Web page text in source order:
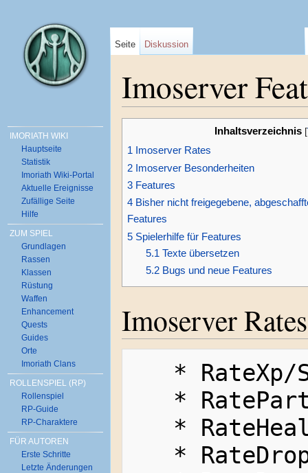
Imoserver
Inhaltsverzeichnis[
1 Imoserver Rates
2 Imoserver Besonderheiten
3 Features
4 Bisher nicht freigegebene,
Features
5 Spielerhilfe für Features
5.1 Texte übersetzen
5.2 Bugs und neue Features
Imoserver Rates
Seite Diskussion
IMORIATH WIKI
Hauptseite
Statistik
Imoriath Wiki-Portal
Aktuelle Ereignisse
Zufällige Seite
Hilfe
ZUM SPIEL
Grundlagen
Rassen
Klassen
Rüstung
Waffen
Enhancement
Quests
Guides
Orte
Imoriath Clans
ROLLENSPIEL (RP)
Rollenspiel
RP-Guide
RP-Charaktere
FÜR AUTOREN
Erste Schritte
Letzte Änderungen